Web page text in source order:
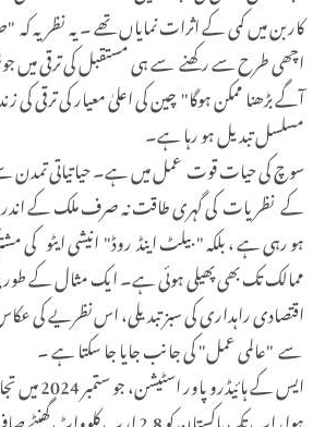
کاربن میں کمی کے اثرات نمایاں تھے ۔ یہ نظریہ کہ
اچھی طرح سے رکھنے سے ہی مستقبل کی ترقی
آگے بڑھنا ممکن ہوگا" چین کی اعلیٰ معیار کی ترقی کی
مسلسل تبدیل ہو رہا ہے۔
سوچ کی حیات قوت عمل میں ہے۔ حیاتیاتی
کے نظریات کی گہری طاقت نہ صرف ملک کے
ہو رہی ہے ، بلکہ " بیلٹ اینڈ روڈ" انیشی ایٹو کی
ممالک تک بھی پھیلی ہوئی ہے۔ ایک مثال کے
اقتصادی راہداری کی سبز تبدیلی، اس نظریے کی
سے "عالمی عمل" کی جانب جایا جا سکتا ہے ۔
ایس کے